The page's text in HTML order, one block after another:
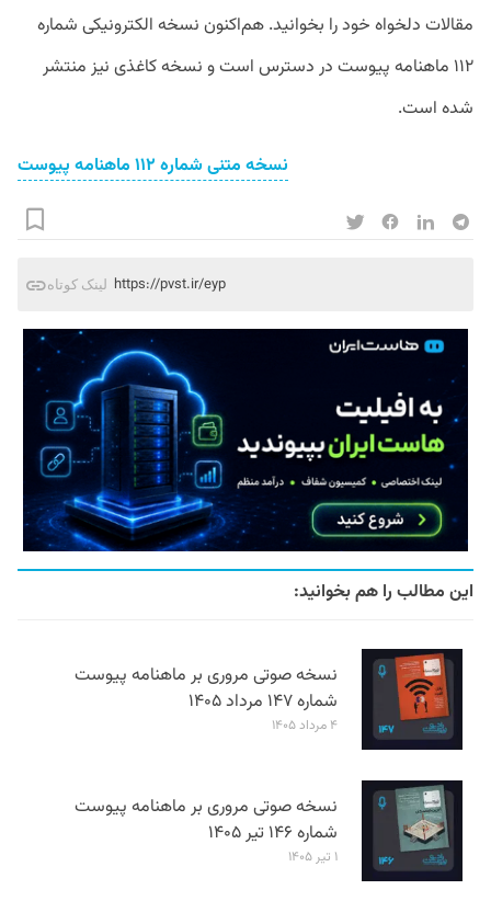
مقالات دلخواه خود را بخوانید. هم‌اکنون نسخه الکترونیکی شماره
۱۱۲ ماهنامه پیوست در دسترس است و نسخه کاغذی نیز منتشر
شده است.
نسخه متنی شماره ۱۱۲ ماهنامه پیوست
لینک کوتاه https://pvst.ir/eyp
این مطالب را هم بخوانید:
نسخه صوتی مروری بر ماهنامه پیوست
شماره ۱۴۷ مرداد ۱۴۰۵
۴ مرداد ۱۴۰۵
نسخه صوتی مروری بر ماهنامه پیوست
شماره ۱۴۶ تیر ۱۴۰۵
۱ تیر ۱۴۰۵